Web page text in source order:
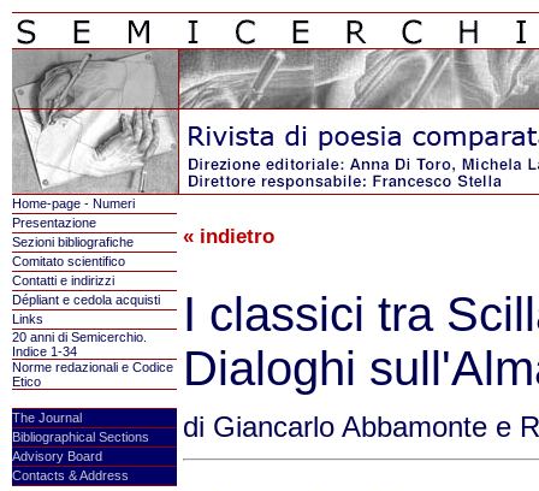
Home-page - Numeri
Presentazione
Sezioni bibliografiche
Comitato scientifico
Contatti e indirizzi
Dépliant e cedola acquisti
Links
20 anni di Semicerchio.
Indice 1-34
Norme redazionali e Codice
Etico
The Journal
Bibliographical Sections
Advisory Board
Contacts & Address
« indietro
I classici tra
Dialoghi
di Giancarlo Abbamonte e